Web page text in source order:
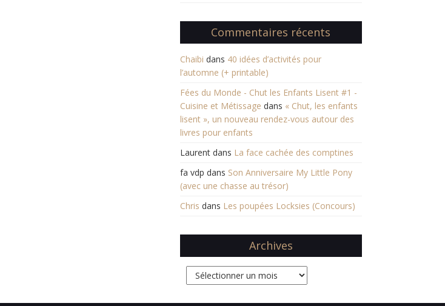
Commentaires récents
Chaibi dans 40 idées d’activités pour
l’automne (+ printable)
Fées du Monde - Chut les Enfants Lisent #1 -
Cuisine et Métissage dans « Chut, les enfants
lisent », un nouveau rendez-vous autour des
livres pour enfants
Laurentdans La face cachée des comptines
fa vdp dans Son Anniversaire My Little Pony
(avec une chasse au trésor)
Chris dans Les poupées Locksies (Concours)
Archives
Archives